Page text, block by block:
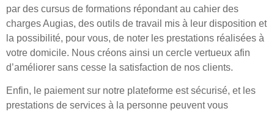
par des cursus de formations répondant au cahier des
charges Augias, des outils de travail mis à leur disposition et
la possibilité, pour vous, de noter les prestations réalisées à
votre domicile. Nous créons ainsi un cercle vertueux afin
d’améliorer sans cesse la satisfaction de nos clients.
Enfin, le paiement sur notre plateforme est sécurisé, et les
prestations de services à la personne peuvent vous